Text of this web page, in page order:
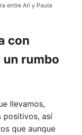
entre Ari y Paula
con
rumbo
llevamos,
positivos, así
que aunque